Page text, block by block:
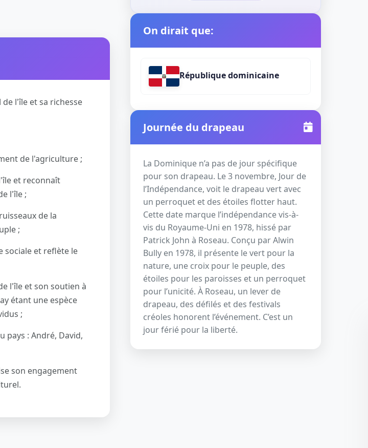
l'île et sa richesse
de l'agriculture ;
et reconnaît
l'île ;
de la
;
sociale et reflète le
l'île et son soutien à
étant une espèce
;
pays : André, David,
son engagement
On dirait que:
République dominicaine
Journée du drapeau
La Dominique n’a pas de jour spécifique
pour son drapeau. Le 3 novembre, Jour de
l’Indépendance, voit le drapeau vert avec
un perroquet et des étoiles flotter haut.
Cette date marque l’indépendance vis-à-
vis du Royaume-Uni en 1978, hissé par
Patrick John à Roseau. Conçu par Alwin
Bully en 1978, il présente le vert pour la
nature, une croix pour le peuple, des
étoiles pour les paroisses et un perroquet
pour l’unicité. À Roseau, un lever de
drapeau, des défilés et des festivals
créoles honorent l’événement. C’est un
jour férié pour la liberté.